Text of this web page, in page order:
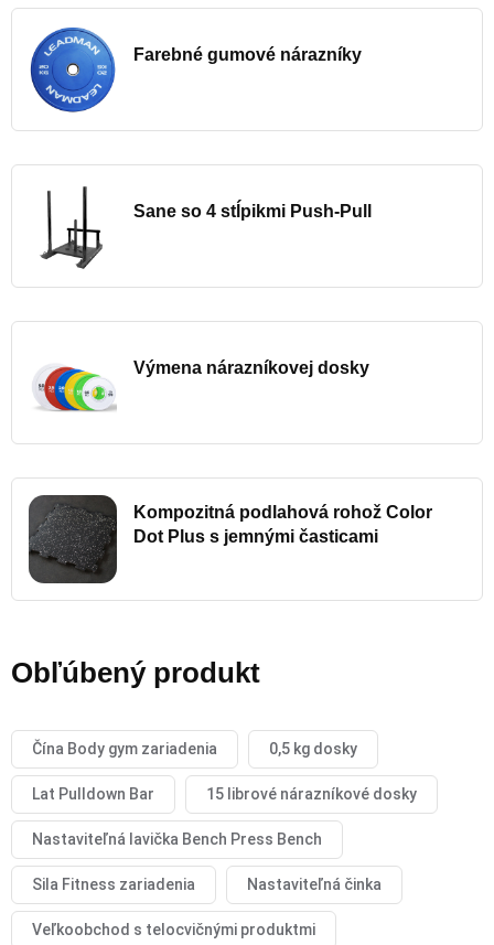
Farebné gumové nárazníky
Sane so 4 stĺpikmi Push-Pull
Výmena nárazníkovej dosky
Kompozitná podlahová rohož Color
Dot Plus s jemnými časticami
Obľúbený produkt
Čína Body gym zariadenia 0,5 kg dosky
Lat Pulldown Bar 15 librové nárazníkové dosky
Nastaviteľná lavička Bench Press Bench
Sila Fitness zariadenia Nastaviteľná činka
Veľkoobchod s telocvičnými produktmi